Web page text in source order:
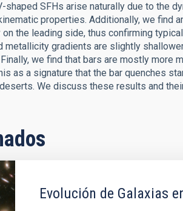
shaped SFHs arise naturally due to the
properties. Additionally, we find
the leading side, thus confirming
metallicity gradients are slightly
we find that bars are mostly more
as a signature that the bar quenches
We discuss these results and
Evolución de Galaxias